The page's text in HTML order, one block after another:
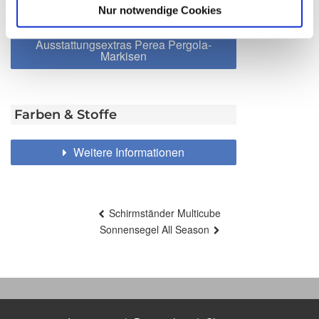
Nur notwendige Cookies
Weitere Informationen zu
Ausstattungsextras Perea Pergola-
Markisen
Farben & Stoffe
Weitere Informationen
Schirmständer Multicube
Sonnensegel All Season